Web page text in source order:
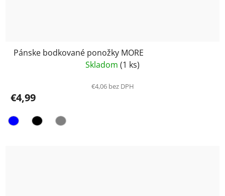
Pánske bodkované ponožky MORE
Skladom (1 ks)
€4,06 bez DPH
€4,99